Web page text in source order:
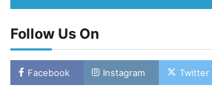
Follow Us On
Facebook Instagram Twitter